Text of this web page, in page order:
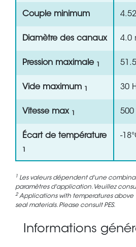
Couple minimum
Diamètre des canaux 4.0
Pression maximale
Vide maximum 30
Vitesse max
Écart de température -
1 Les valeurs dépendent d'une
paramètres d'application. Veuillez
2 Applications with temperatures above
seal materials. Please consult PES.
Informations